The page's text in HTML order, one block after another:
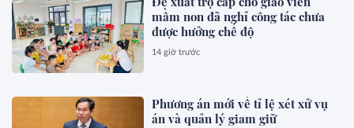
mầm non đã nghỉ công tác chưa
được hưởng chế độ
14 giờ trước
Phương án mới về tỉ lệ xét xử vụ
án và quản lý giam giữ